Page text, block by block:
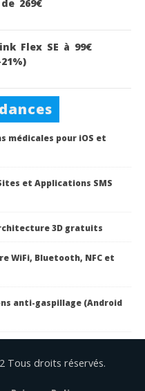
269€
Flex SE à 99€
médicales pour iOS et
et Applications SMS
3D gratuits
WiFi, Bluetooth, NFC et
anti-gaspillage (Android
Tous droits réservés.